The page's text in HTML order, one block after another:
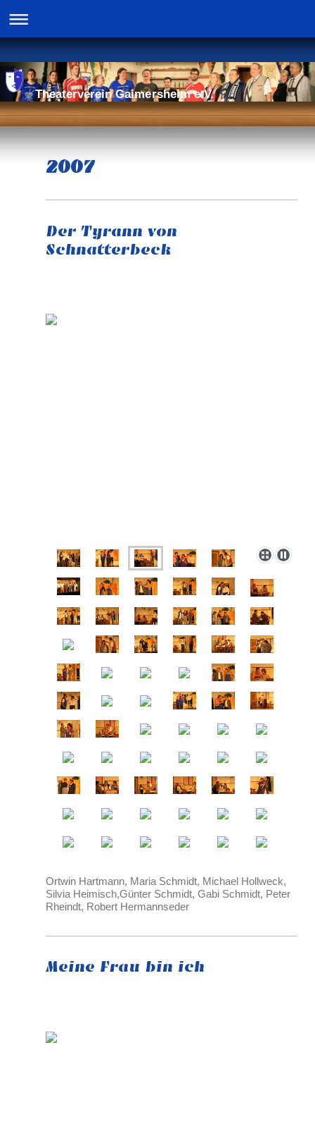
Theaterverein Gaimersheim e.V.
2007
Der Tyrann von
Schnatterbeck
Ortwin Hartmann, Maria Schmidt, Michael Hollweck,
Silvia Heimisch,Günter Schmidt, Gabi Schmidt, Peter
Rheindt, Robert Hermannseder
Meine Frau bin ich